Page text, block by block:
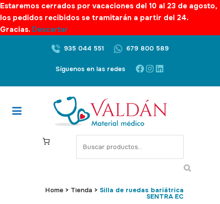
Estaremos cerrados por vacaciones del 10 al 23 de agosto,
los pedidos recibidos se tramitarán a partir del 24.
Gracias. Descartar
935 044 551 679 800 589
Síguenos en las redes Facebook
Instagram
LinkedIn
S
e
c
Home > Tienda > Silla de ruedas bariátrica
SENTRA EC